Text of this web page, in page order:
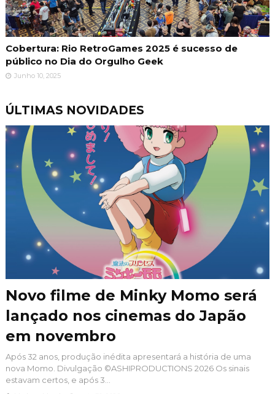
Cobertura: Rio RetroGames 2025 é sucesso de
público no Dia do Orgulho Geek
Junho 10, 2025
ÚLTIMAS NOVIDADES
Novo filme de Minky Momo será
lançado nos cinemas do Japão
em novembro
Após 32 anos, produção inédita apresentará a história de uma
nova Momo. Divulgação ©ASHIPRODUCTIONS 2026 Os sinais
estavam certos, e após 3...